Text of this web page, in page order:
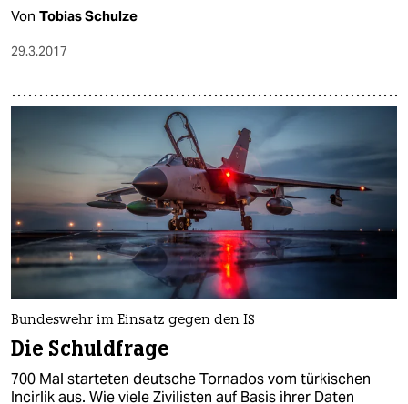
Von Tobias Schulze
29.3.2017
Bundeswehr im Einsatz gegen den IS
Die Schuldfrage
700 Mal starteten deutsche Tornados vom türkischen
Incirlik aus. Wie viele Zivilisten auf Basis ihrer Daten